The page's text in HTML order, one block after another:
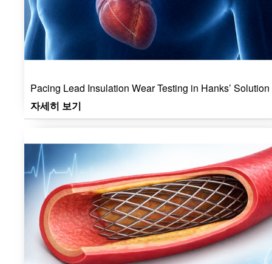
Pacing Lead Insulation Wear Testing in Hanks’ Solution
자세히 보기